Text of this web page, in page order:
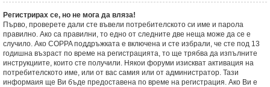
Регистрирах се, но не мога да вляза!
Първо, проверете дали сте въвели потребителското си име и парола
правилно. Ако са правилни, то едно от следните две неща може да се е
случило. Ако COPPA поддръжката е включена и сте избрали, че сте под 13
годишна възраст по време на регистрацията, то ще трябва да изпълните
инструкциите, които сте получили. Някои форуми изискват активация на
потребителското име, или от вас самия или от администратор. Тази
информаия ще Ви бъде предоставена по време на регистрация. Ако Ви е